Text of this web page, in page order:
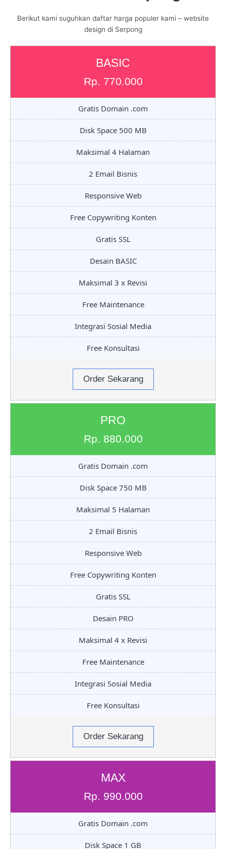
Berikut kami suguhkan daftar harga populer kami – website
design di Serpong
BASIC
Rp. 770.000
Gratis Domain .com
Disk Space 500 MB
Maksimal 4 Halaman
2 Email Bisnis
Responsive Web
Free Copywriting Konten
Gratis SSL
Desain BASIC
Maksimal 3 x Revisi
Free Maintenance
Integrasi Sosial Media
Free Konsultasi
Order Sekarang
PRO
Rp. 880.000
Gratis Domain .com
Disk Space 750 MB
Maksimal 5 Halaman
2 Email Bisnis
Responsive Web
Free Copywriting Konten
Gratis SSL
Desain PRO
Maksimal 4 x Revisi
Free Maintenance
Integrasi Sosial Media
Free Konsultasi
Order Sekarang
MAX
Rp. 990.000
Gratis Domain .com
Disk Space 1 GB